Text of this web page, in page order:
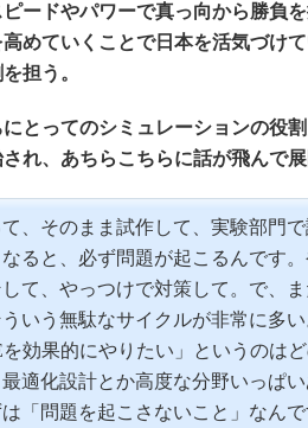
イン
イノ
メイ
植物
知財
海外
制御
新型
ードやパワーで真っ向から勝負
めていくことで日本を活気づけ
担う。
とってのシミュレーションの役
れ、あちらこちらに話が飛んで展
、そのまま試作して、実験部門で
ると、必ず問題が起こるんです。
て、やっつけで対策して。で、
いう無駄なサイクルが非常に多い
効果的にやりたい」というのは
適化設計とか高度な分野いっぱい
「問題を起こさないこと」なんで